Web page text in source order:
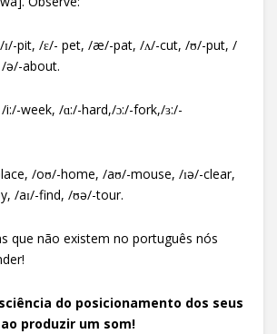
/ɪ/-pit, /ɛ/- pet, /æ/-pat, /ʌ/-cut, /ʊ/-put, /
/ə/-about.
/i:/-week, /ɑ:/-hard,/ɔ:/-fork,/ɜ:/-
/oʊ/-home, /aʊ/-mouse, /ɪə/-clear,
/aɪ/-find, /ʊə/-tour.
que não existem no português nós
do posicionamento dos seus
produzir um som!